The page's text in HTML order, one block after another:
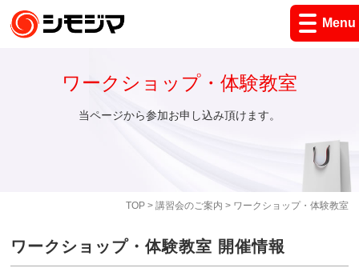
Menu
TOP> 講習会のご案内 > ワークショップ・体験教室
ワークショップ・体験教室
当ページから参加お申し込み頂けます。
ワークショップ・体験教室 開催情報